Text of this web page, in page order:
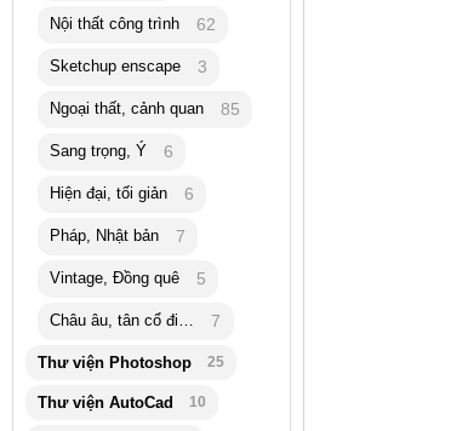
Nội thất công trình 62
Sketchup enscape 3
Ngoại thất, cảnh quan 85
Sang trọng, Ý 6
Hiện đại, tối giản 6
Pháp, Nhật bản 7
Vintage, Đồng quê 5
Châu âu, tân cổ điển 7
Thư viện Photoshop 25
Thư viện AutoCad 10